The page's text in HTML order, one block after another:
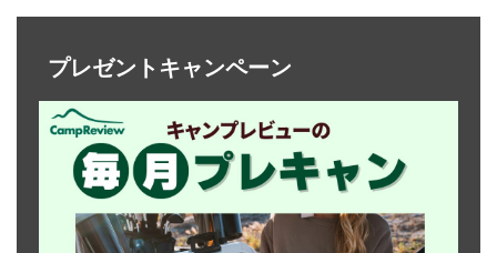
プレゼントキャンペーン